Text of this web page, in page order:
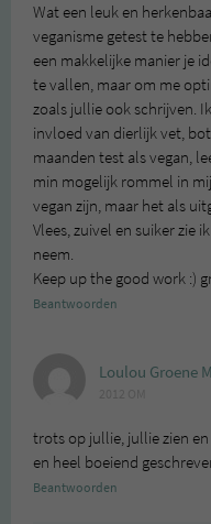
Wat een leuk en
veganisme getest te
een makkelijke manier je
te vallen, maar om me
zoals jullie ook schrijven.
invloed van dierlijk vet,
maanden test als vegan,
min mogelijk rommel in
vegan zijn, maar het als
Vlees, zuivel en suiker zie
neem.
Keep up the good work :)
Beantwoorden
Loulou Groene
trots op jullie, jullie zien
en heel boeiend
Beantwoorden